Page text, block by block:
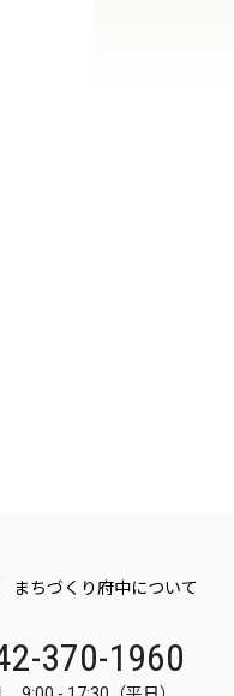
まちづくり府中について
370-1960